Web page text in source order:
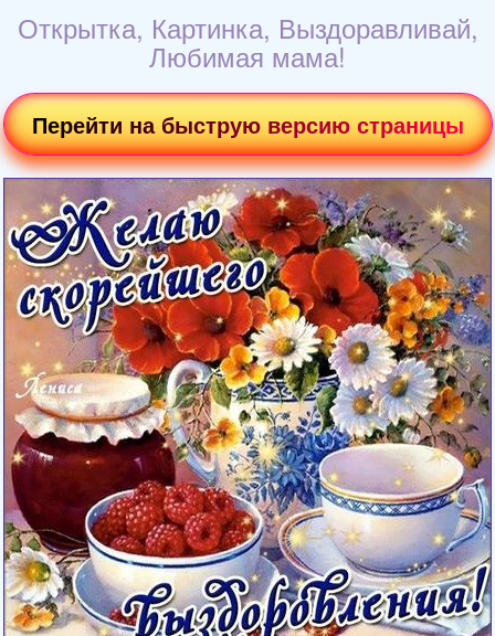
Открытка, Картинка, Выздоравливай,
Любимая мама!
Перейти на быструю версию страницы
Загрузка картинки...